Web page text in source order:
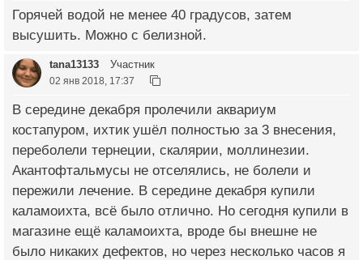
Горячей водой не менее 40 градусов, затем
высушить. Можно с белизной.
tana13133 Участник
02 янв 2018, 17:37
В середине декабря пролечили аквариум
костапуром, ихтик ушёл полностью за 3 внесения,
переболели тернеции, скалярии, моллинезии.
Акантофтальмусы не отселялись, не болели и
пережили лечение. В середине декабря купили
каламоихта, всё было отлично. Но сегодня купили в
магазине ещё каламоихта, вроде бы внешне не
было никаких дефектов, но через несколько часов я